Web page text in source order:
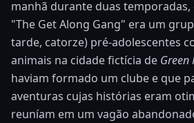
manhã durante duas temporadas,
"The Get Along Gang" era um
tarde, catorze) pré-adolescentes
animais na cidade fictícia de Green
haviam formado um clube e que
aventuras cujas histórias eram
reuníam em um vagão